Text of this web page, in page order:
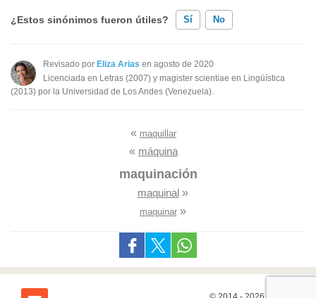
¿Estos sinónimos fueron útiles? Sí No
Existen sinónimos incorrectos
Ninguno de los sinónimos presentados me ayudó
Revisado por Eliza Arias en agosto de 2020
Licenciada en Letras (2007) y magister scientiae en Lingüística
(2013) por la Universidad de Los Andes (Venezuela).
« maquillar
« máquina
maquinación
maquinal»
maquinar»